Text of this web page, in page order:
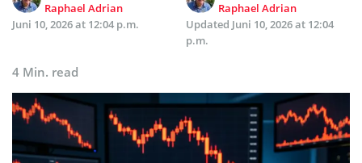
Raphael Adrian
Raphael Adrian
Juni 10, 2026 at 12:04 p.m.
Updated Juni 10, 2026 at 12:04
p.m.
4 Min. read